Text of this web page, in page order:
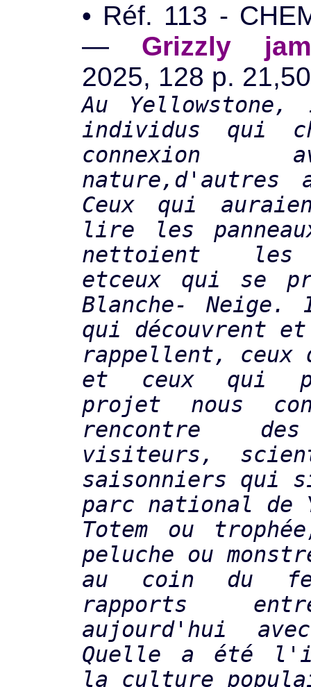
• Réf. 113 -
— Grizzly jam
2025, 128 p.
Au
individus qui
connexion
nature,d'autres
Ceux qui
lire les
nettoient
etceux qui se
Blanche-
qui découvrent
rappellent, ceux
et ceux qui
projet nous
rencontre
visiteurs,
saisonniers qui
parc national de
Totem ou
peluche ou
au coin du
rapports
aujourd'hui
Quelle a été
la culture